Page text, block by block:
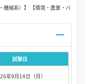
機械系）】 【環境・農業・バ
試験日
年9月14日（月）